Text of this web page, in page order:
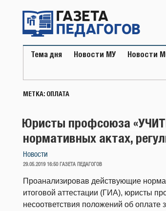
содержимому
Тема дня Новости МУ Новости
МЕТКА: ОПЛАТА
Юристы профсоюза
нормативных актах,
Новости
ОПУБЛИКОВАНО
29.05.2019 16:50 ГАЗЕТА ПЕДАГОГОВ
Проанализировав действующие
итоговой аттестации (ГИА), юристы
несоответствия положений об оплате